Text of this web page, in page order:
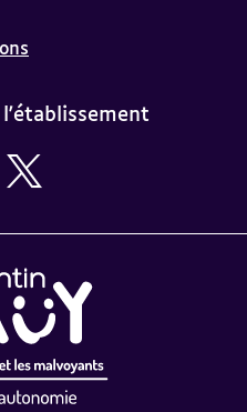
l'établissement
sur Facebook AVH
Nous suivre sur Twitter